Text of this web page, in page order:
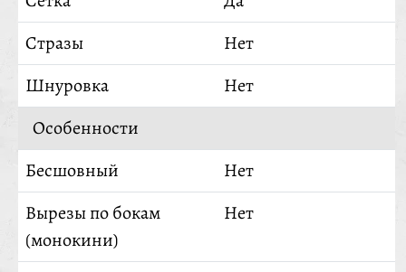
Стразы
Нет
Шнуровка
Нет
Особенности
Бесшовный
Нет
Вырезы по бокам
(монокини)
Нет